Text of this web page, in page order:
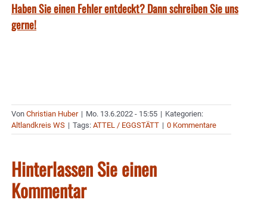
Haben Sie einen Fehler entdeckt? Dann schreiben Sie uns
gerne!
Von Christian Huber | Mo. 13.6.2022 - 15:55 | Kategorien:
Altlandkreis WS | Tags: ATTEL / EGGSTÄTT | 0 Kommentare
Hinterlassen Sie einen
Kommentar